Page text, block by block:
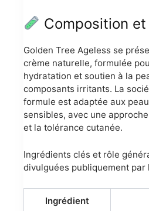
Composition
Golden Tree Ageless se
crème naturelle, formulée
hydratation et soutien à la
composants irritants. La
formule est adaptée aux
sensibles, avec une
et la tolérance cutanée.
Ingrédients clés et rôle
divulguées publiquement par
Ingrédient